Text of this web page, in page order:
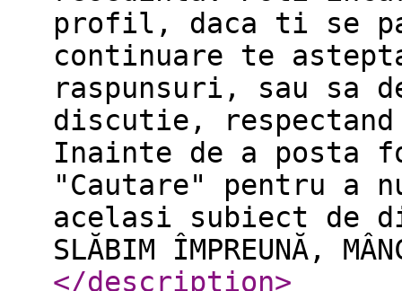
profil, daca ti se
continuare te
raspunsuri, sau sa
discutie,
Inainte de a posta
"Cautare" pentru a
acelasi subiect de
SLĂBIM ÎMPREUNĂ,
</description>